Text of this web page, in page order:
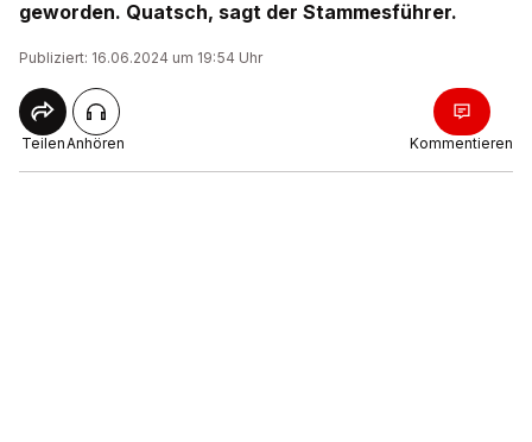
geworden. Quatsch, sagt der Stammesführer.
Publiziert: 16.06.2024 um 19:54 Uhr
TeilenAnhören Kommentieren